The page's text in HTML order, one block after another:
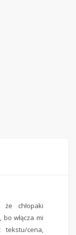
chłopaki
bo włącza mi
tekstu/cena,